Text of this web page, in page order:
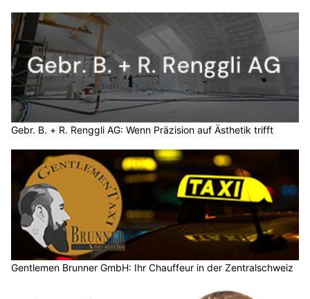
Gebr. B. + R. Renggli AG: Wenn Präzision auf Ästhetik trifft
Gentlemen Brunner GmbH: Ihr Chauffeur in der Zentralschweiz